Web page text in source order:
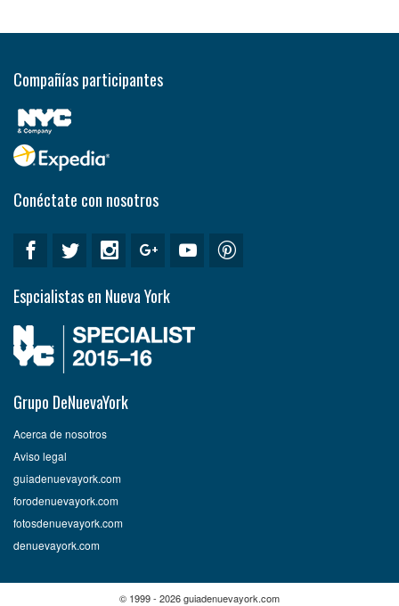
Compañías participantes
Conéctate con nosotros
Espcialistas en Nueva York
Grupo DeNuevaYork
Acerca de nosotros
Aviso legal
guiadenuevayork.com
forodenuevayork.com
fotosdenuevayork.com
denuevayork.com
© 1999 - 2026 guiadenuevayork.com